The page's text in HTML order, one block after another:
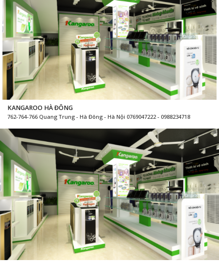
KANGAROO HÀ ĐÔNG
762-764-766 Quang Trung - Hà Đông - Hà Nội 0769047222 - 0988234718